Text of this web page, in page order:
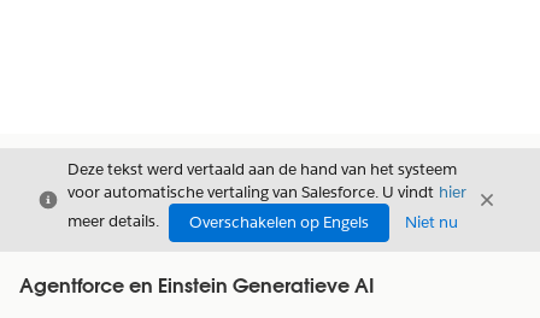
Sluiten
Deze tekst werd vertaald aan de hand van het systeem
voor automatische vertaling van Salesforce. U vindt hier
meer details.
Overschakelen op Engels Niet nu
Sluiten
Agentforce en Einstein Generatieve AI